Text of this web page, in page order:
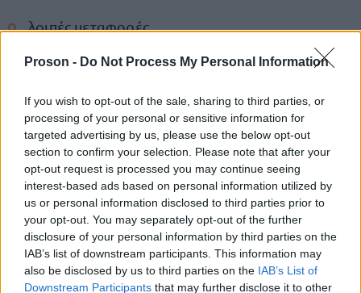
Proson - Do Not Process My Personal Information
If you wish to opt-out of the sale, sharing to third parties, or
processing of your personal or sensitive information for
targeted advertising by us, please use the below opt-out
section to confirm your selection. Please note that after your
opt-out request is processed you may continue seeing
interest-based ads based on personal information utilized by
us or personal information disclosed to third parties prior to
your opt-out. You may separately opt-out of the further
disclosure of your personal information by third parties on the
IAB’s list of downstream participants. This information may
also be disclosed by us to third parties on the IAB’s List of
Downstream Participants that may further disclose it to other
λοιπές μεταφορές,
ενοικίαση σκαφών,
μεταφορές,
ενοικίαση τροχόσπιτων κ.λπ.,
λοιπές ξενοδοχειακές επιχειρήσεις/καταλύματα,
κατασκηνώσεις αναψυχής και αθλητισμού
campings,